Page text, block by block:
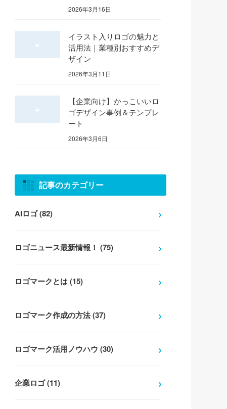
2026年3月16日
イラスト入りロゴの魅力と
活用法｜業種別おすすめデ
ザイン
2026年3月11日
【企業向け】かっこいいロ
ゴデザイン事例＆テンプレ
ート
2026年3月6日
記事のカテゴリー
AIロゴ (82)
ロゴニュース最新情報！ (75)
ロゴマークとは (15)
ロゴマーク作成の方法 (37)
ロゴマーク活用ノウハウ (30)
企業ロゴ (11)